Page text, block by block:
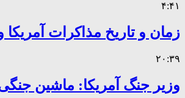
۴:۴۱
زمان و تاریخ مذاکرات
۲۰:۳۹
وزیر جنگ آمریکا: ماشین